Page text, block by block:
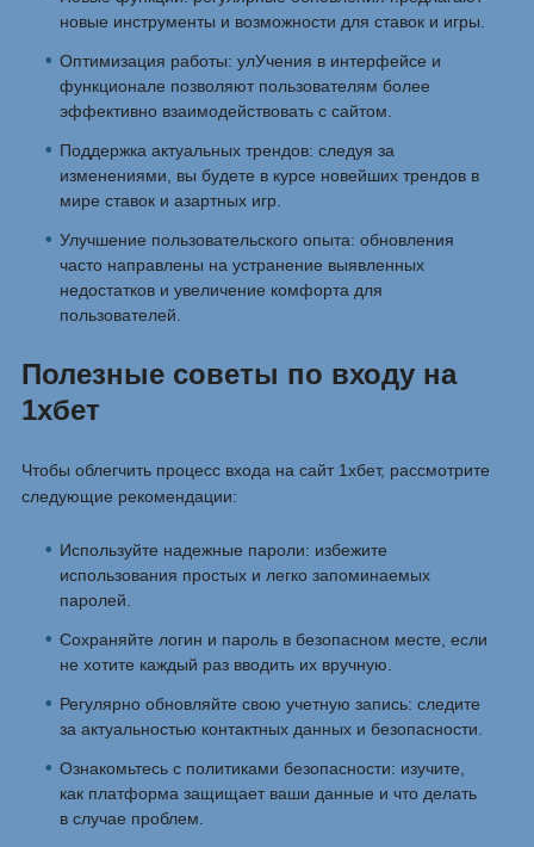
новые инструменты и возможности для ставок и игры.
Оптимизация работы: улУчения в интерфейсе и
функционале позволяют пользователям более
эффективно взаимодействовать с сайтом.
Поддержка актуальных трендов: следуя за
изменениями, вы будете в курсе новейших трендов в
мире ставок и азартных игр.
Улучшение пользовательского опыта: обновления
часто направлены на устранение выявленных
недостатков и увеличение комфорта для
пользователей.
Полезные советы по входу на
1хбет
Чтобы облегчить процесс входа на сайт 1хбет, рассмотрите
следующие рекомендации:
Используйте надежные пароли: избежите
использования простых и легко запоминаемых
паролей.
Сохраняйте логин и пароль в безопасном месте, если
не хотите каждый раз вводить их вручную.
Регулярно обновляйте свою учетную запись: следите
за актуальностью контактных данных и безопасности.
Ознакомьтесь с политиками безопасности: изучите,
как платформа защищает ваши данные и что делать
в случае проблем.